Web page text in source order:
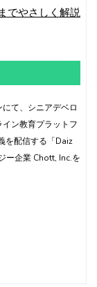
でやさしく解説
て、シニアデベロ
ン教育プラットフ
を配信する「Daiz
ー企業 Chott, Inc.を